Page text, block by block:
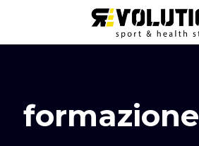
formazione